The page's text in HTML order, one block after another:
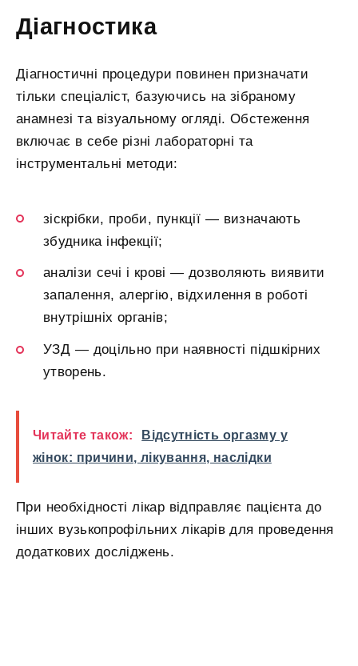
Діагностика
Діагностичні процедури повинен призначати
тільки спеціаліст, базуючись на зібраному
анамнезі та візуальному огляді. Обстеження
включає в себе різні лабораторні та
інструментальні методи:
зіскрібки, проби, пункції — визначають
збудника інфекції;
аналізи сечі і крові — дозволяють виявити
запалення, алергію, відхилення в роботі
внутрішніх органів;
УЗД — доцільно при наявності підшкірних
утворень.
Читайте також:
Відсутність оргазму у
жінок: причини, лікування, наслідки
При необхідності лікар відправляє пацієнта до
інших вузькопрофільних лікарів для проведення
додаткових досліджень.